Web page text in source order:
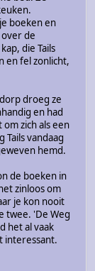
boeken en
de
die Tails
en fel zonlicht,
droeg ze
en had
zich als een
vandaag
hemd.
de boeken in
zinloos om
je kon nooit
twee. 'De Weg
het al vaak
interessant.